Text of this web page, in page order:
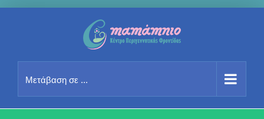
Μετάβαση σε ...